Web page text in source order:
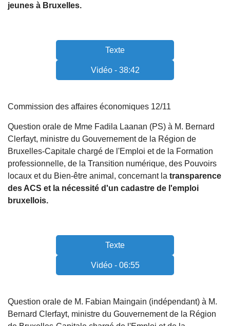
jeunes à Bruxelles.
Texte
Vidéo - 38:42
Commission des affaires économiques 12/11
Question orale de Mme Fadila Laanan (PS) à M. Bernard
Clerfayt, ministre du Gouvernement de la Région de
Bruxelles-Capitale chargé de l'Emploi et de la Formation
professionnelle, de la Transition numérique, des Pouvoirs
locaux et du Bien-être animal, concernant la transparence
des ACS et la nécessité d'un cadastre de l'emploi
bruxellois.
Texte
Vidéo - 06:55
Question orale de M. Fabian Maingain (indépendant) à M.
Bernard Clerfayt, ministre du Gouvernement de la Région